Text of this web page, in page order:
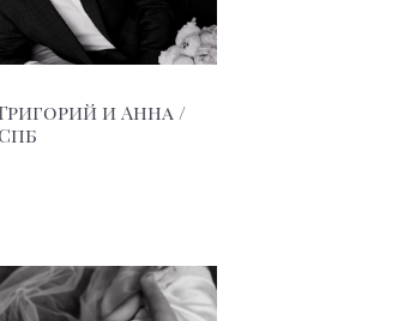
Григорий и Анна /